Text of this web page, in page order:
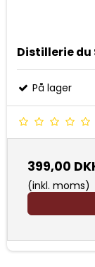
Distillerie du
På lager
399,00
(inkl. moms)